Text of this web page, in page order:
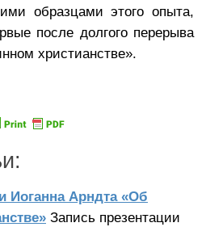
образцами этого опыта,
после долгого перерыва
христианстве».
Иоганна Арндта «Об
Запись презентации